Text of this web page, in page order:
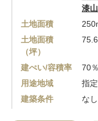
漆
土地面積
土地面積
（坪）
建ぺい/容積率
70
用途地域
指
建築条件
なし